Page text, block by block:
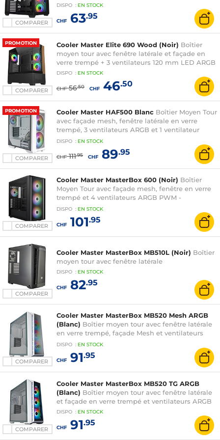
COMPARER
DISPO : EN STOCK
CHF63.95
PROMOTION
COMPARER
Cooler Master Elite 690 Wood (Noir) Boîtier
moyen tour avec fenêtre latérale et façade en
verre trempé + 3 ventilateurs 120 mm LED ARGB
DISPO : EN STOCK
CHF56.50 CHF46.50
PROMOTION
COMPARER
Cooler Master HAF500 Blanc Boîtier Moyen Tour
avec façade mesh, fenêtre latérale en verre
trempé, 3 ventilateurs ARGB et 1 ventilateur
orientable
DISPO : EN STOCK
CHF111.95 CHF89.95
COMPARER
Cooler Master MasterBox 600 (Noir) Boîtier
Moyen Tour avec façade mesh, fenêtre en verre
trempé et 4 ventilateurs ARGB PWM -
Compatible ASUS BTF et MSI Project Zero
DISPO : EN STOCK
CHF101.95
COMPARER
Cooler Master MasterBox MB510L (Noir) Boîtier
moyen tour avec fenêtre latérale
DISPO : EN STOCK
CHF82.95
COMPARER
Cooler Master MasterBox MB520 Mesh ARGB
(Blanc) Boîtier moyen tour avec fenêtre latérale
en verre trempé, façade Mesh et ventilateurs
ARGB
DISPO : EN STOCK
CHF91.95
COMPARER
Cooler Master MasterBox MB520 TG ARGB
(Blanc) Boîtier moyen tour avec fenêtre latérale
et façade en verre trempé et ventilateurs ARGB
DISPO : EN STOCK
CHF91.95